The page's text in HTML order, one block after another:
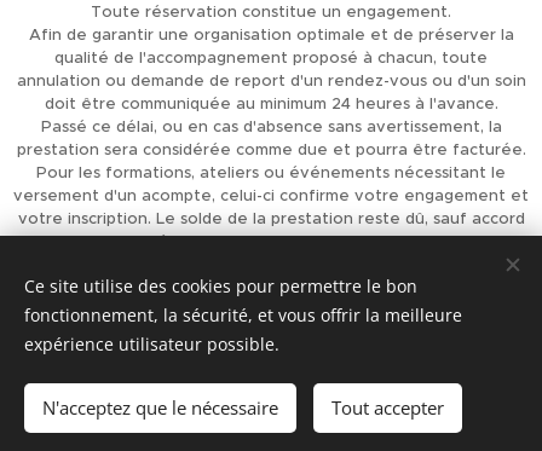
Ajouter au panier
Toute réservation constitue un engagement.
Afin de garantir une organisation optimale et de préserver la
qualité de l'accompagnement proposé à chacun, toute
annulation ou demande de report d'un rendez-vous ou d'un soin
doit être communiquée au minimum 24 heures à l'avance.
Passé ce délai, ou en cas d'absence sans avertissement, la
prestation sera considérée comme due et pourra être facturée.
Pour les formations, ateliers ou événements nécessitant le
versement d'un acompte, celui-ci confirme votre engagement et
votre inscription. Le solde de la prestation reste dû, sauf accord
préalable de L'Univers d'Achaiah.
permettent d'offrir à chacun un accompagnement de qualité.
Optimisé parWebnode Cookies
Ce site utilise des cookies pour permettre le bon
fonctionnement, la sécurité, et vous offrir la meilleure
expérience utilisateur possible.
N'acceptez que le nécessaire Tout accepter